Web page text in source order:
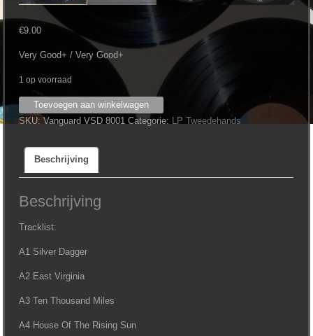
€9.00
Very Good+ / Very Good+
1 op voorraad
Joan
Baez
Joan
Baez
aantal
Toevoegen aan winkelwagen
SKU:Vanguard VSD 8001 Categorie: LP Tweedehands
Beschrijving
Beschrijving
Tracklist:
A1 Silver Dagger
A2 East Virginia
A3 Ten Thousand Miles
A4 House Of The Rising Sun